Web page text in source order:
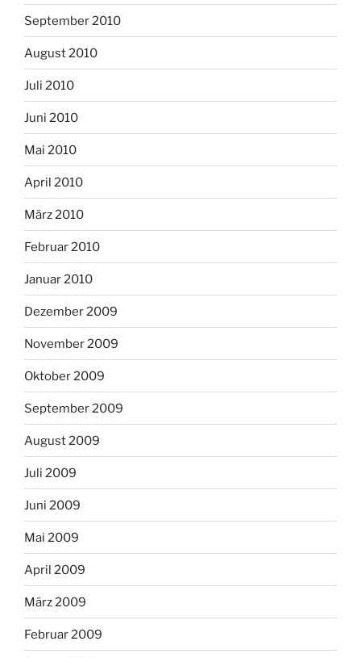
September 2010
August 2010
Juli 2010
Juni 2010
Mai 2010
April 2010
März 2010
Februar 2010
Januar 2010
Dezember 2009
November 2009
Oktober 2009
September 2009
August 2009
Juli 2009
Juni 2009
Mai 2009
April 2009
März 2009
Februar 2009